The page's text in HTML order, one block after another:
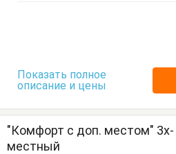
Показать полное
описание и цены
"Комфорт с доп. местом" 3х-
местный